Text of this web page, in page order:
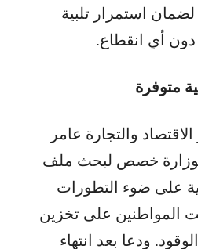
استمرار تلبية
أي انقطاع.
متوفرة
والتجارة عامر
خصص لبحث ملف
على ضوء التطورات
المواطنين على تخزين
ودعا بعد انتهاء